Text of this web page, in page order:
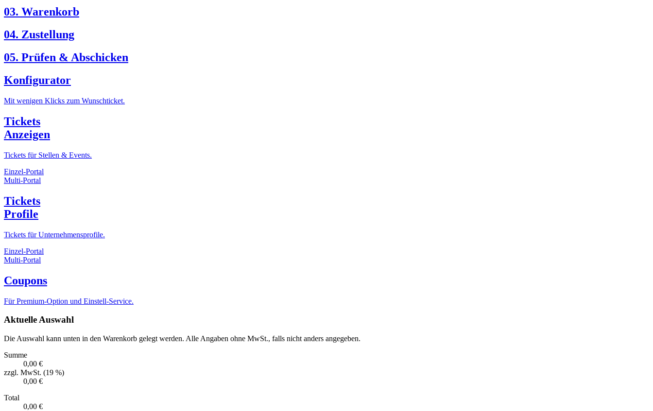
03. Warenkorb
04. Zustellung
05. Prüfen & Abschicken
Konfigurator
Mit wenigen Klicks zum Wunschticket.
Tickets
Anzeigen
Tickets für Stellen & Events.
Einzel-Portal
Multi-Portal
Tickets
Profile
Tickets für Unternehmensprofile.
Einzel-Portal
Multi-Portal
Coupons
Für Premium-Option und Einstell-Service.
Aktuelle Auswahl
Die Auswahl kann unten in den Warenkorb gelegt werden. Alle Angaben ohne MwSt., falls nicht anders angegeben.
Summe
0,00 €
zzgl. MwSt. (19 %)
0,00 €
Total
0,00 €